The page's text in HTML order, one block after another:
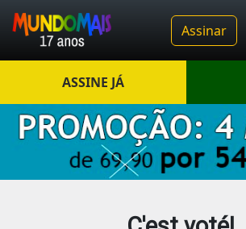
Assinar
ASSINE JÁ